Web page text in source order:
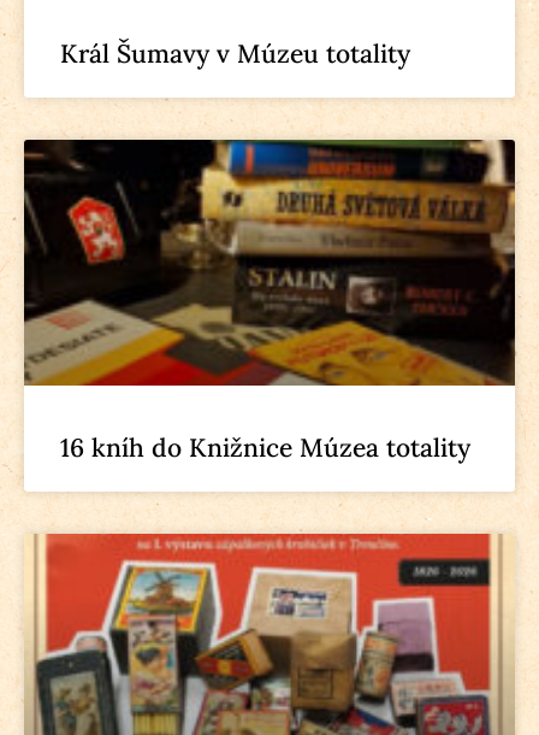
Král Šumavy v Múzeu totality
16 kníh do Knižnice Múzea totality